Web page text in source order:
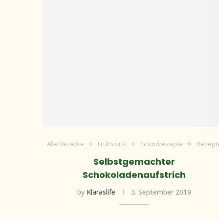
Alle Rezepte Frühstück Grundrezepte
Selbstgemachter
Schokoladenaufstrich
by Klaraslife 3. September 2019